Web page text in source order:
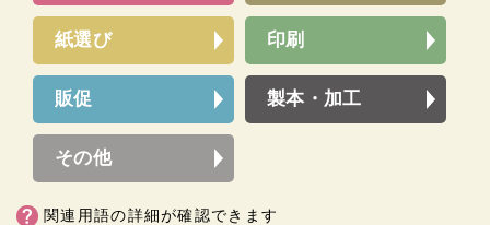
紙選び 印刷
販促 製本・加工
その他
関連用語の詳細が確認できます